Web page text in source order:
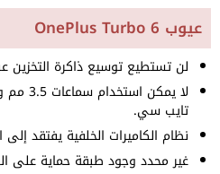
عيوب OnePlus Turbo 6
لن تستطيع توسيع ذاكرة التخزين
لا
تايب سي.
نظام الكاميرات الخلفية يفتقد إلى
غير محدد وجود طبقة حماية على